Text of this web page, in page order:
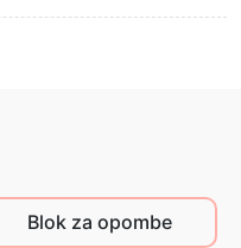
Blok za opombe